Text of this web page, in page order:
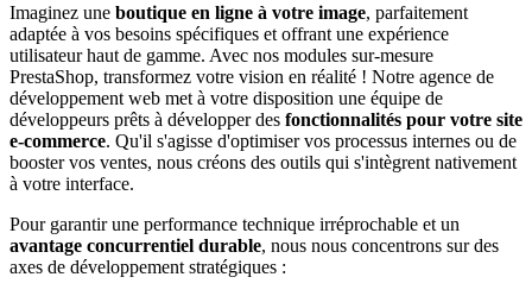
Imaginez une boutique en ligne à votre image, parfaitement
adaptée à vos besoins spécifiques et offrant une expérience
utilisateur haut de gamme. Avec nos modules sur-mesure
PrestaShop, transformez votre vision en réalité ! Notre agence de
développement web met à votre disposition une équipe de
développeurs prêts à développer des fonctionnalités pour votre site
e-commerce. Qu'il s'agisse d'optimiser vos processus internes ou de
booster vos ventes, nous créons des outils qui s'intègrent nativement
à votre interface.
Pour garantir une performance technique irréprochable et un
avantage concurrentiel durable, nous nous concentrons sur des
axes de développement stratégiques :